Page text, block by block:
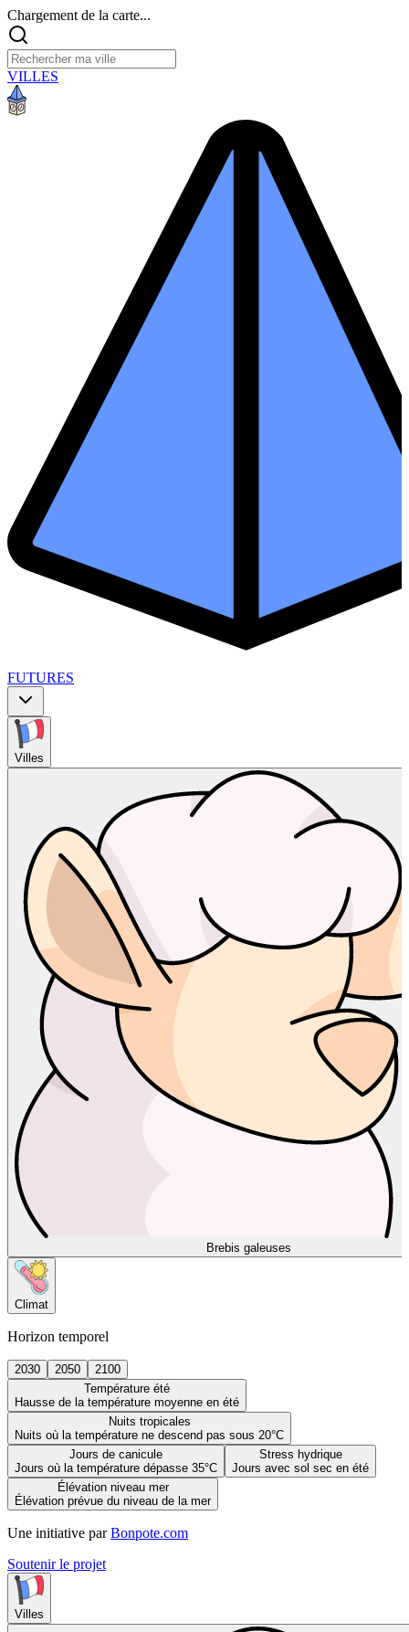
Chargement de la carte...
VILLES
FUTURES
Villes
Brebis galeuses
Climat
Horizon temporel
2030 2050
2100
Température été
Hausse de la température moyenne en été
Nuits tropicales
Nuits où la température ne descend pas sous 20°C
Jours de canicule
Jours où la température dépasse 35°C
Stress hydrique
Jours avec sol sec en été
Élévation niveau mer
Élévation prévue du niveau de la mer
Une initiative par Bonpote.com
Soutenir le projet
Villes